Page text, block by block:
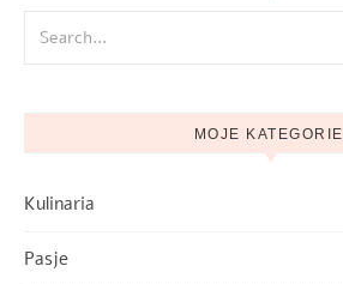
MOJE KATEGORIE
Kulinaria
Pasje